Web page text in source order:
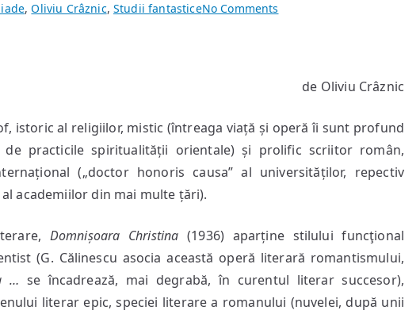
,Oliviu Crâznic, Studii fantasticeNo Comments
Doctorului
și
al
Domnișoarei
de Oliviu Crâznic
istoric al religiilor, mistic (întreaga viață și operă îi sunt profund
practicile spiritualității orientale) și prolific scriitor român,
(„doctor honoris causa” al universităților, repectiv
academiilor din mai multe țări).
Domnișoara Christina (1936) aparține stilului funcţional
(G. Călinescu asocia această operă literară romantismului,
… se încadrează, mai degrabă, în curentul literar succesor),
literar epic, speciei literare a romanului (nuvelei, după unii